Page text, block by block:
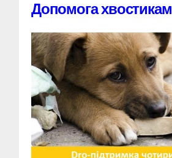
Допомога хвостикам